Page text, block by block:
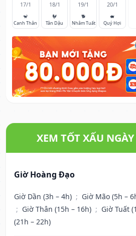
17/1
🐒
Canh Thân
18/1
🐓
Tân Dậu
19/1
🐕
Nhâm Tuất
20/1
🐖
Quý Hợi
XEM TỐT XẤU
Giờ Hoàng Đạo
Giờ Dần (3h – 4h) ; Giờ Mão (5h –
; Giờ Thân (15h – 16h) ; Giờ Tuất
(21h – 22h)